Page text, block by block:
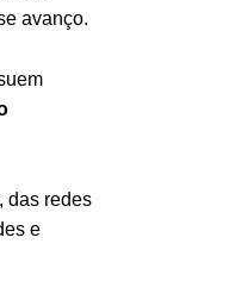
avanço.
das redes
e